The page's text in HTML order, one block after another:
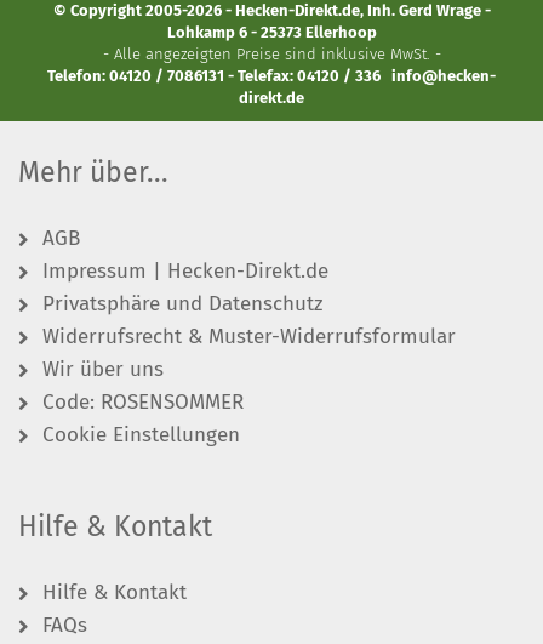
© Copyright 2005-2026 - Hecken-Direkt.de, Inh. Gerd Wrage -
Lohkamp 6 - 25373 Ellerhoop
- Alle angezeigten Preise sind inklusive MwSt. -
Telefon: 04120 / 7086131 - Telefax: 04120 / 336 info@hecken-
direkt.de
Mehr über...
AGB
Impressum | Hecken-Direkt.de
Privatsphäre und Datenschutz
Widerrufsrecht & Muster-Widerrufsformular
Wir über uns
Code: ROSENSOMMER
Cookie Einstellungen
Hilfe & Kontakt
Hilfe & Kontakt
FAQs